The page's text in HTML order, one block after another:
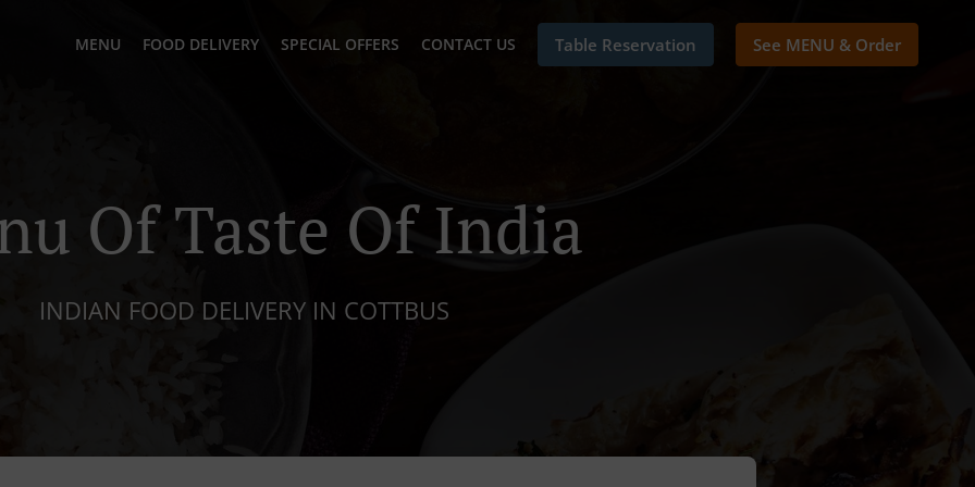
MENU FOOD DELIVERY SPECIAL OFFERS CONTACT US Table Reservation See MENU & Order
Of Taste Of India
INDIAN FOOD DELIVERY IN COTTBUS